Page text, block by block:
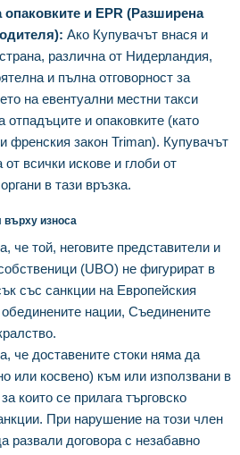
опаковките и EPR (Разширена
Ако Купувачът внася и
различна от Нидерландия,
и пълна отговорност за
на евентуални местни такси
отпадъците и опаковките (като
френския закон Triman). Купувачът
всички искове и глоби от
в тази връзка.
върху износа
че той, неговите представители и
(UBO) не фигурират в
със санкции на Европейския
нации, Съединените
че доставените стоки няма да
или косвено) към или използвани в
които се прилага търговско
При нарушение на този член
развали договора с незабавно